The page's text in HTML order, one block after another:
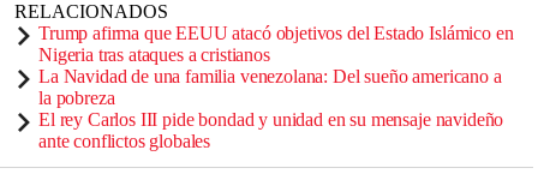
RELACIONADOS
Trump afirma que EEUU atacó objetivos del Estado Islámico en
Nigeria tras ataques a cristianos
La Navidad de una familia venezolana: Del sueño americano a
la pobreza
El rey Carlos III pide bondad y unidad en su mensaje navideño
ante conflictos globales